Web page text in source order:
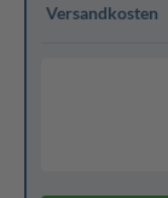
Versandkosten